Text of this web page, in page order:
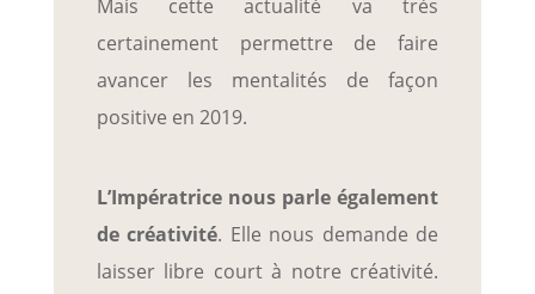
Mais cette actualité va très
certainement permettre de faire
avancer les mentalités de façon
positive en 2019.
L’Impératrice nous parle également
de créativité. Elle nous demande de
laisser libre court à notre créativité.